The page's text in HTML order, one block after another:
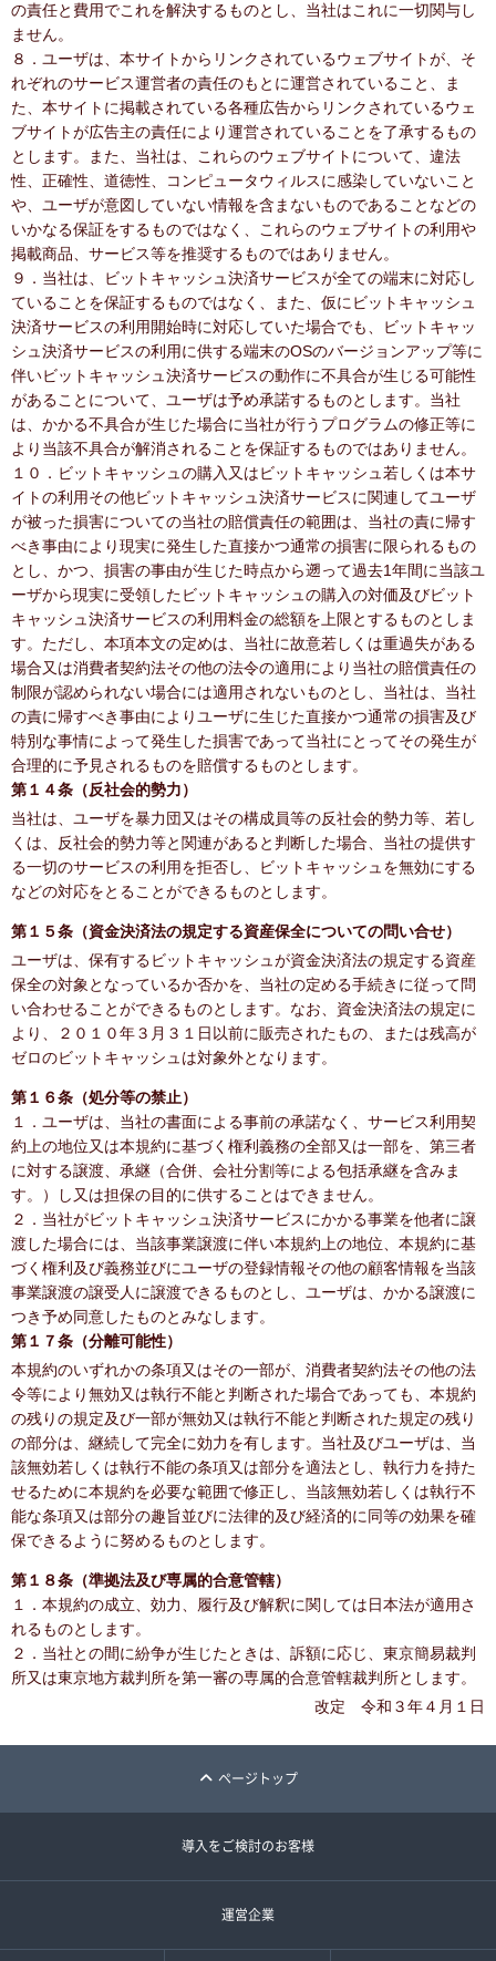
の責任と費用でこれを解決するものとし、当社はこれに一切関与し
ません。
８．ユーザは、本サイトからリンクされているウェブサイトが、そ
れぞれのサービス運営者の責任のもとに運営されていること、ま
た、本サイトに掲載されている各種広告からリンクされているウェ
ブサイトが広告主の責任により運営されていることを了承するもの
とします。また、当社は、これらのウェブサイトについて、違法
性、正確性、道徳性、コンピュータウィルスに感染していないこと
や、ユーザが意図していない情報を含まないものであることなどの
いかなる保証をするものではなく、これらのウェブサイトの利用や
掲載商品、サービス等を推奨するものではありません。
９．当社は、ビットキャッシュ決済サービスが全ての端末に対応し
ていることを保証するものではなく、また、仮にビットキャッシュ
決済サービスの利用開始時に対応していた場合でも、ビットキャッ
シュ決済サービスの利用に供する端末のOSのバージョンアップ等に
伴いビットキャッシュ決済サービスの動作に不具合が生じる可能性
があることについて、ユーザは予め承諾するものとします。当社
は、かかる不具合が生じた場合に当社が行うプログラムの修正等に
より当該不具合が解消されることを保証するものではありません。
１０．ビットキャッシュの購入又はビットキャッシュ若しくは本サ
イトの利用その他ビットキャッシュ決済サービスに関連してユーザ
が被った損害についての当社の賠償責任の範囲は、当社の責に帰す
べき事由により現実に発生した直接かつ通常の損害に限られるもの
とし、かつ、損害の事由が生じた時点から遡って過去1年間に当該ユ
ーザから現実に受領したビットキャッシュの購入の対価及びビット
キャッシュ決済サービスの利用料金の総額を上限とするものとしま
す。ただし、本項本文の定めは、当社に故意若しくは重過失がある
場合又は消費者契約法その他の法令の適用により当社の賠償責任の
制限が認められない場合には適用されないものとし、当社は、当社
の責に帰すべき事由によりユーザに生じた直接かつ通常の損害及び
特別な事情によって発生した損害であって当社にとってその発生が
合理的に予見されるものを賠償するものとします。
第１４条（反社会的勢力）
当社は、ユーザを暴力団又はその構成員等の反社会的勢力等、若し
くは、反社会的勢力等と関連があると判断した場合、当社の提供す
る一切のサービスの利用を拒否し、ビットキャッシュを無効にする
などの対応をとることができるものとします。
第１５条（資金決済法の規定する資産保全についての問い合せ）
ユーザは、保有するビットキャッシュが資金決済法の規定する資産
保全の対象となっているか否かを、当社の定める手続きに従って問
い合わせることができるものとします。なお、資金決済法の規定に
より、２０１０年３月３１日以前に販売されたもの、または残高が
ゼロのビットキャッシュは対象外となります。
第１６条（処分等の禁止）
１．ユーザは、当社の書面による事前の承諾なく、サービス利用契
約上の地位又は本規約に基づく権利義務の全部又は一部を、第三者
に対する譲渡、承継（合併、会社分割等による包括承継を含みま
す。）し又は担保の目的に供することはできません。
２．当社がビットキャッシュ決済サービスにかかる事業を他者に譲
渡した場合には、当該事業譲渡に伴い本規約上の地位、本規約に基
づく権利及び義務並びにユーザの登録情報その他の顧客情報を当該
事業譲渡の譲受人に譲渡できるものとし、ユーザは、かかる譲渡に
つき予め同意したものとみなします。
第１７条（分離可能性）
本規約のいずれかの条項又はその一部が、消費者契約法その他の法
令等により無効又は執行不能と判断された場合であっても、本規約
の残りの規定及び一部が無効又は執行不能と判断された規定の残り
の部分は、継続して完全に効力を有します。当社及びユーザは、当
該無効若しくは執行不能の条項又は部分を適法とし、執行力を持た
せるために本規約を必要な範囲で修正し、当該無効若しくは執行不
能な条項又は部分の趣旨並びに法律的及び経済的に同等の効果を確
保できるように努めるものとします。
第１８条（準拠法及び専属的合意管轄）
１．本規約の成立、効力、履行及び解釈に関しては日本法が適用さ
れるものとします。
２．当社との間に紛争が生じたときは、訴額に応じ、東京簡易裁判
所又は東京地方裁判所を第一審の専属的合意管轄裁判所とします。
改定 令和３年４月１日
ページトップ
導入をご検討のお客様
運営企業